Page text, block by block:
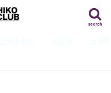
search